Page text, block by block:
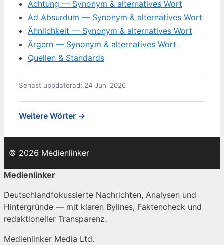
Achtung — Synonym & alternatives Wort
Ad Absurdum — Synonym & alternatives Wort
Ähnlichkeit — Synonym & alternatives Wort
Ärgern — Synonym & alternatives Wort
Quellen & Standards
Senast uppdaterad: 24 Juni 2026
Weitere Wörter →
© 2026 Medienlinker
Medienlinker
Deutschlandfokussierte Nachrichten, Analysen und
Hintergründe — mit klaren Bylines, Faktencheck und
redaktioneller Transparenz.
Medienlinker Media Ltd.